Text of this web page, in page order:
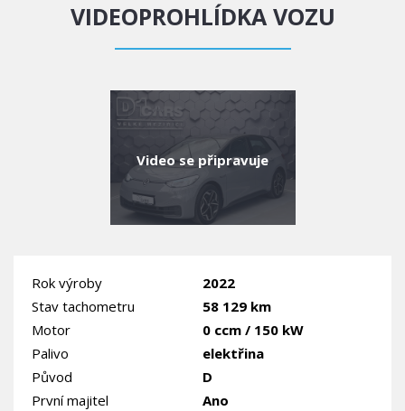
VIDEOPROHLÍDKA VOZU
Video se připravuje
Rok výroby
2022
Stav tachometru
58 129 km
Motor
0 ccm / 150 kW
Palivo
elektřina
Původ
D
První majitel
Ano